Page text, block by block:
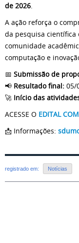
de 2026.
A ação reforça o
da pesquisa científica
comunidade
computação e
📅 Submissão de
📢 Resultado final: 05/
🚀 Início das
ACESSE O EDITAL
📩 Informações:
registrado em: Notícias